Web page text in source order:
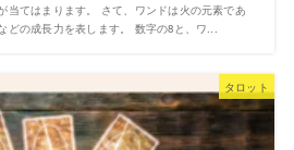
当てはまります。 さて、ワンドは火の元素であ
どの成長力を表します。 数字の8と、ワ...
タロット